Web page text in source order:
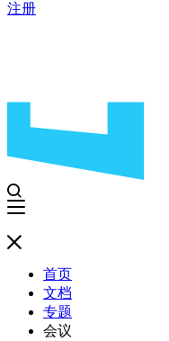
注册
首页
文档
专题
会议